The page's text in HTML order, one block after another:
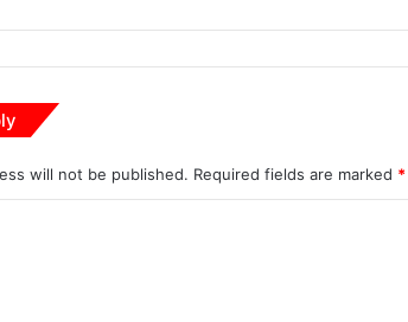
will not be published. Required fields are marked *